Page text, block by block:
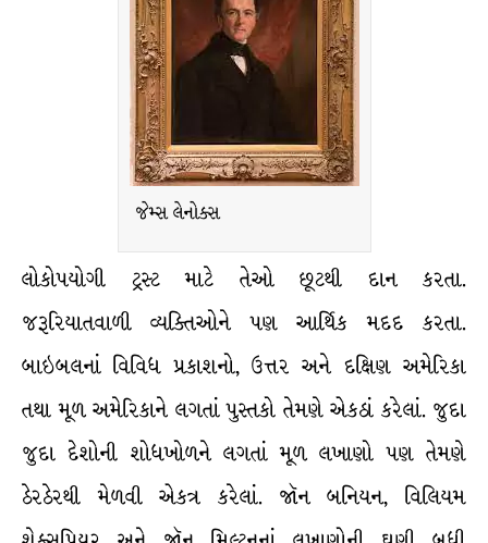
જેમ્સ લેનોક્સ
લોકોપયોગી ટ્રસ્ટ માટે તેઓ છૂટથી દાન કરતા.
જરૂરિયાતવાળી વ્યક્તિઓને પણ આર્થિક મદદ કરતા.
બાઇબલનાં વિવિધ પ્રકાશનો, ઉત્તર અને દક્ષિણ અમેરિકા
તથા મૂળ અમેરિકાને લગતાં પુસ્તકો તેમણે એકઠાં કરેલાં. જુદા
જુદા દેશોની શોધખોળને લગતાં મૂળ લખાણો પણ તેમણે
ઠેરઠેરથી મેળવી એકત્ર કરેલાં. જૉન બનિયન, વિલિયમ